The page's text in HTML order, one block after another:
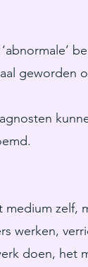
geworden
zelf,
werken,
doen, het